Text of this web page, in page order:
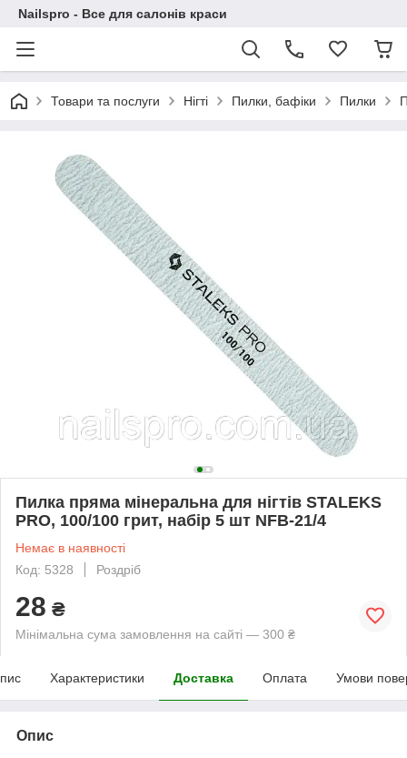
Nailspro - Все для салонів краси
Товари та послуги Нігті Пилки, бафіки Пилки
Пилка пряма мінеральна для нігтів STALEKS
PRO, 100/100 грит, набір 5 шт NFB-21/4
Немає в наявності
Код: 5328
Роздріб
28 ₴
Мінімальна сума замовлення на сайті — 300 ₴
Характеристики Доставка Оплата Умови
Опис